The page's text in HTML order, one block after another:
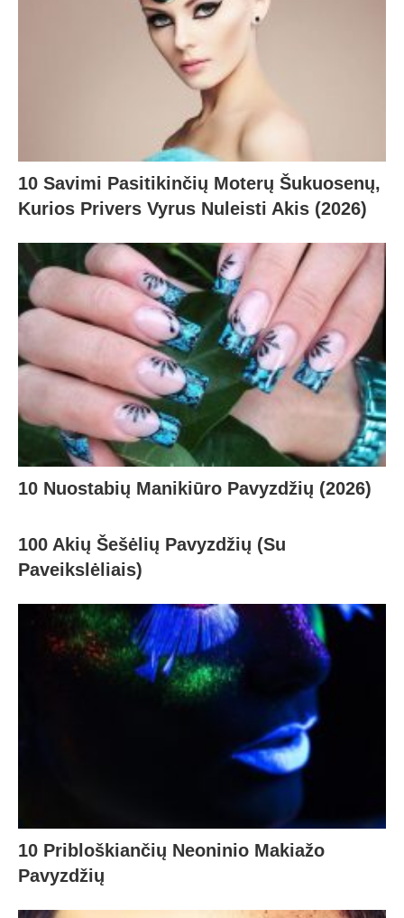
10 Savimi Pasitikinčių Moterų Šukuosenų,
Kurios Privers Vyrus Nuleisti Akis (2026)
10 Nuostabių Manikiūro Pavyzdžių (2026)
100 Akių Šešėlių Pavyzdžių (Su
Paveikslėliais)
10 Pribloškiančių Neoninio Makiažo
Pavyzdžių